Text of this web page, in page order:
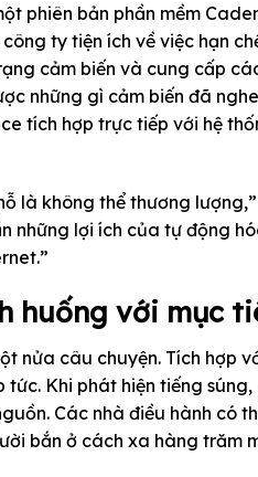
phiên bản phần mềm
ty tiện ích về việc hạn
cảm biến và cung cấp
những gì cảm biến đã
tích hợp trực tiếp với hệ
là không thể thương
những lợi ích của tự động
huống với mục
nửa câu chuyện. Tích hợp
tức. Khi phát hiện tiếng
Các nhà điều hành có
bắn ở cách xa hàng trăm